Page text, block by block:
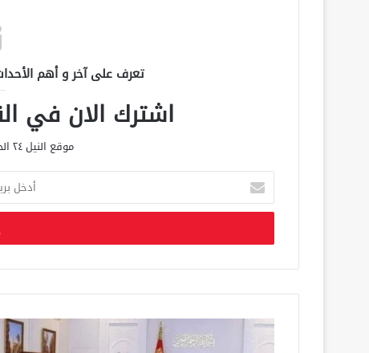
تعرف على آخر و أهم
اشترك الان في
موقع النيل ٢٤ الحصري علي مدار الساعة
خ
ب
د
ك
ا